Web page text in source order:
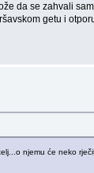
da se zahvali
getu i
njemu će neko